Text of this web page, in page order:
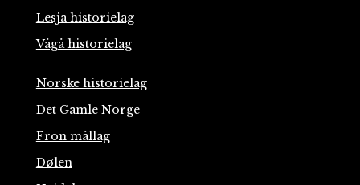
Lesja historielag
Vågå historielag
Norske historielag
Det Gamle Norge
Fron mållag
Dølen